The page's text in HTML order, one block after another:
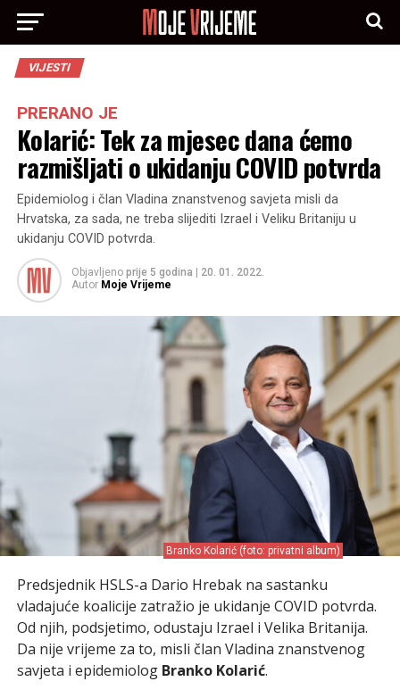
VIJESTI
PRERANO JE
Kolarić: Tek za mjesec dana ćemo
razmišljati o ukidanju COVID potvrda
Epidemiolog i član Vladina znanstvenog savjeta misli da
Hrvatska, za sada, ne treba slijediti Izrael i Veliku Britaniju u
ukidanju COVID potvrda.
Objavljeno prije 5 godina
20. 01. 2022.
Autor Moje Vrijeme
Branko Kolarić (foto: privatni album)
Predsjednik HSLS-a Dario Hrebak na sastanku
vladajuće koalicije zatražio je ukidanje COVID potvrda.
Od njih, podsjetimo, odustaju Izrael i Velika Britanija.
Da nije vrijeme za to, misli član Vladina znanstvenog
savjeta i epidemiolog Branko Kolarić.